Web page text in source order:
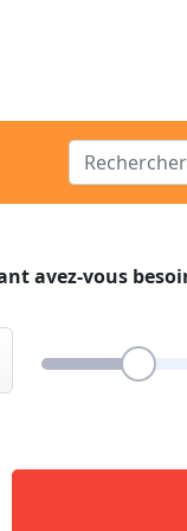
Search for:
avez-vous